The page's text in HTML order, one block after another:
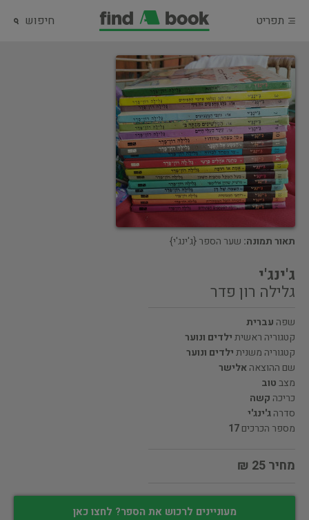
תפריט חיפוש
תאור תמונה: שער הספר {ג'ינג'י}
ג'ינג'י
גלילה רון פדר
שפה עברית
קטגוריה ראשיתילדים ונוער
קטגוריה משניתילדים ונוער
שם ההוצאהאלישר
מצבטוב
כריכה קשה
סדרהג'ינג'י
מספר הכרכים17
מחיר 25 ₪
מעוניינים לרכוש את הספר? לחצו כאן